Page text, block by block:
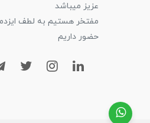
عزیز میباشد
مفتخر هستیم به لطف
حضور داریم